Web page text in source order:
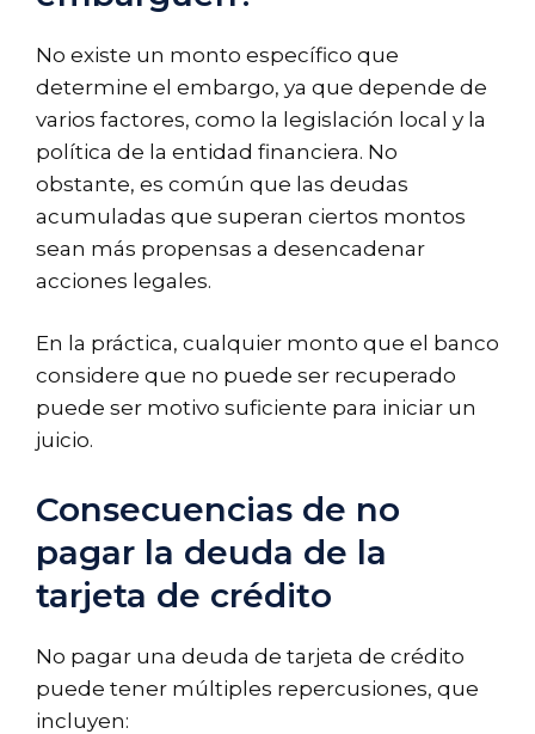
No existe un monto específico que
determine el embargo, ya que depende de
varios factores, como la legislación local y la
política de la entidad financiera. No
obstante, es común que las deudas
acumuladas que superan ciertos montos
sean más propensas a desencadenar
acciones legales.
En la práctica, cualquier monto que el banco
considere que no puede ser recuperado
puede ser motivo suficiente para iniciar un
juicio.
Consecuencias de no
pagar la deuda de la
tarjeta de crédito
No pagar una deuda de tarjeta de crédito
puede tener múltiples repercusiones, que
incluyen: